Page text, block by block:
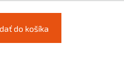
do košíka